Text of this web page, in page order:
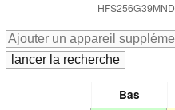
HFS256G39MND
Bas